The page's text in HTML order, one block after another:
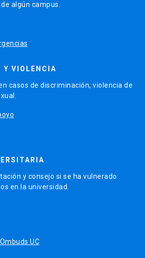
algún campus.
Y VIOLENCIA
casos de discriminación, violencia de
y consejo si se ha vulnerado
en la universidad.
UC